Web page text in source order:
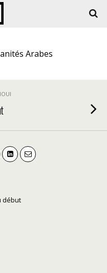
Arabes
début